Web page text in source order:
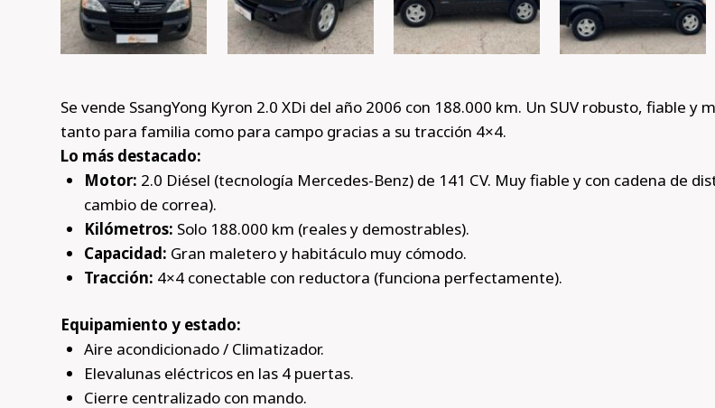
Se vende SsangYong Kyron 2.0 XDi del año 2006 con 188.000 km. Un SUV robusto, fiable y
tanto para familia como para campo gracias a su tracción 4×4.
Lo más destacado:
Motor: 2.0 Diésel (tecnología Mercedes-Benz) de 141 CV. Muy fiable y con cadena de
cambio de correa).
Kilómetros: Solo 188.000 km (reales y demostrables).
Capacidad: Gran maletero y habitáculo muy cómodo.
Tracción: 4×4 conectable con reductora (funciona perfectamente).
Equipamiento y estado:
Aire acondicionado / Climatizador.
Elevalunas eléctricos en las 4 puertas.
Cierre centralizado con mando.